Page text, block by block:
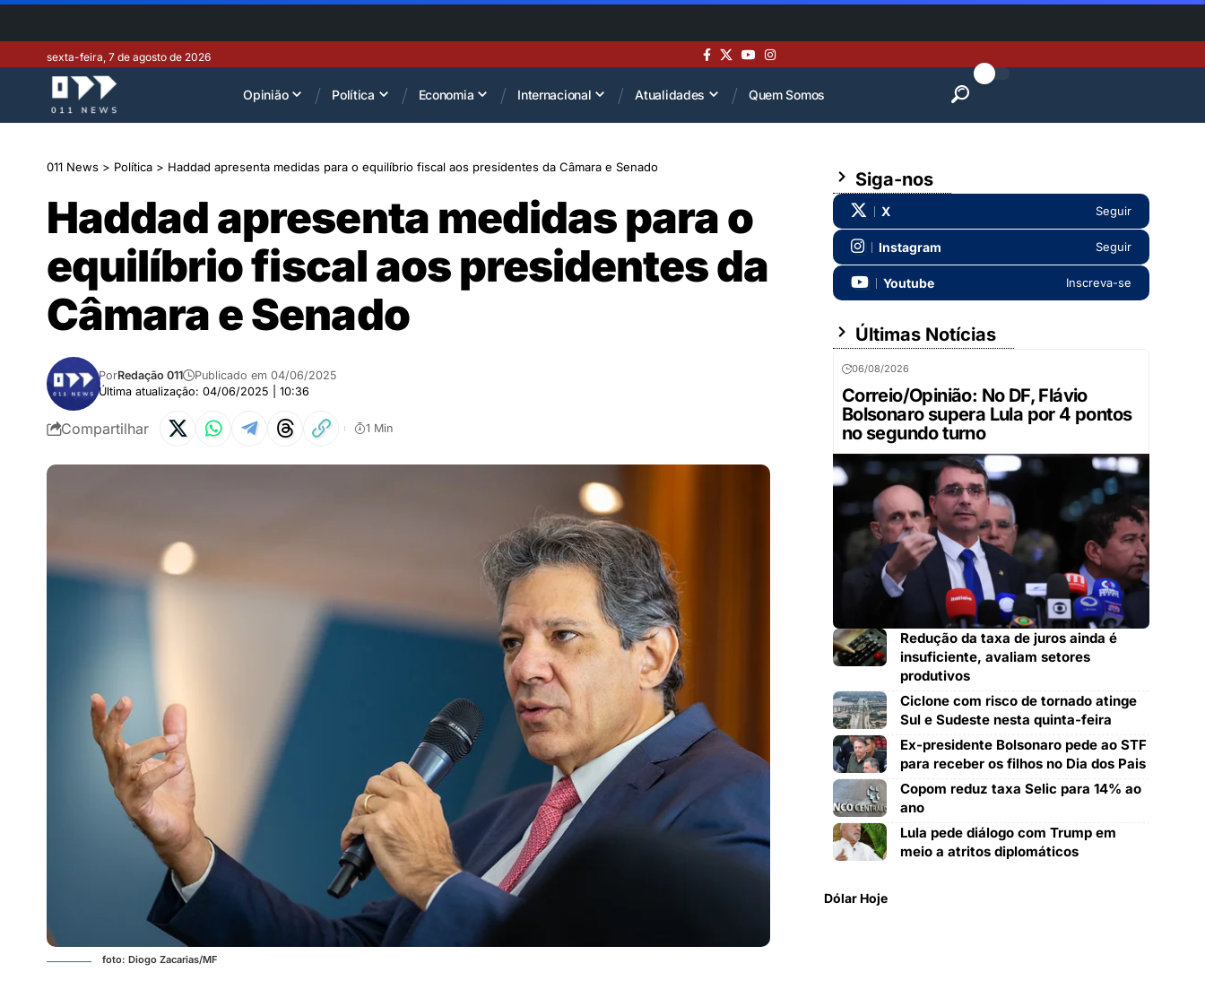
sexta-feira, 7 de agosto de 2026
Opinião Política Economia Internacional Atualidades Quem Somos
011 News > Política > Haddad apresenta medidas para o equilíbrio fiscal aos presidentes da Câmara e Senado
Haddad apresenta medidas para o
equilíbrio fiscal aos presidentes da
Câmara e Senado
Última atualização: 04/06/2025 | 10:36
PorRedação 011 Publicado em 04/06/2025
Compartilhar 1 Min
foto: Diogo Zacarias/MF
Siga-nos
X Seguir
Instagram Seguir
Youtube Inscreva-se
Últimas Notícias
06/08/2026
Correio/Opinião: No DF, Flávio
Bolsonaro supera Lula por 4 pontos
no segundo turno
Redução da taxa de juros ainda é
insuficiente, avaliam setores
produtivos
Ciclone com risco de tornado atinge
Sul e Sudeste nesta quinta-feira
Ex-presidente Bolsonaro pede ao STF
para receber os filhos no Dia dos Pais
Copom reduz taxa Selic para 14% ao
ano
Lula pede diálogo com Trump em
meio a atritos diplomáticos
Dólar Hoje